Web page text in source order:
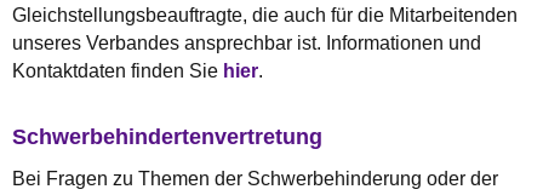
Gleichstellungsbeauftragte, die auch für die Mitarbeitenden
unseres Verbandes ansprechbar ist. Informationen und
Kontaktdaten finden Sie hier.
Schwerbehindertenvertretung
Bei Fragen zu Themen der Schwerbehinderung oder der